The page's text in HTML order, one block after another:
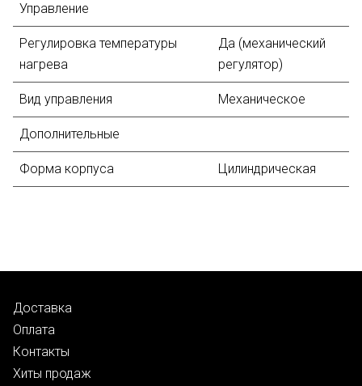
Управление
Регулировка температуры
нагрева
Да (механический
регулятор)
Вид управления Механическое
Дополнительные
Форма корпуса Цилиндрическая
Доставка
Оплата
Контакты
Хиты продаж